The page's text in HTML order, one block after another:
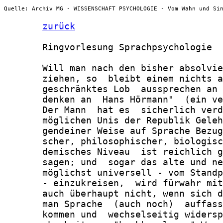
Quelle: Archiv MG - WISSENSCHAFT PSYCHOLOGIE - Vom Wahn und
zurück